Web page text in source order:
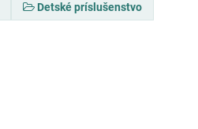
Detské príslušenstvo